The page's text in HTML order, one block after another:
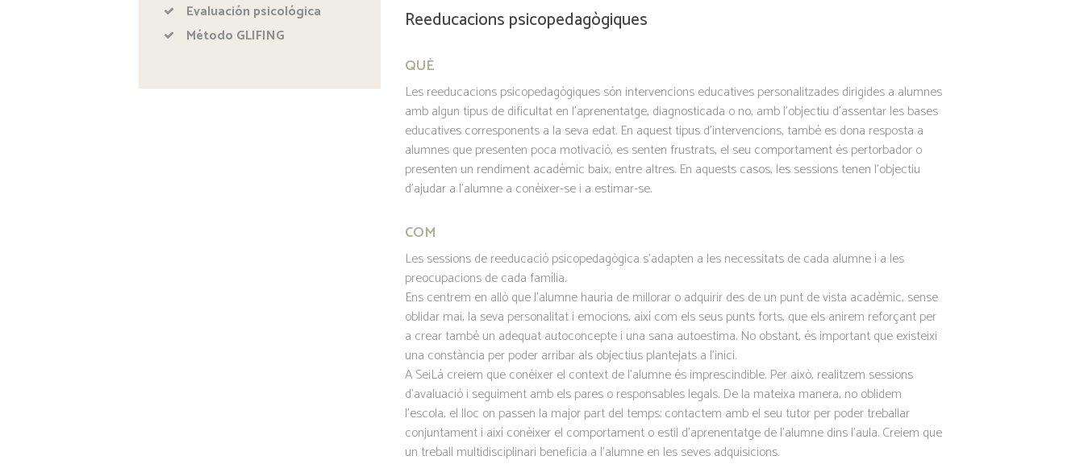
Reeducacions psicopedagògiques
QUÈ
Les reeducacions psicopedagògiques són intervencions educatives personalitzades dirigides a alumnes
amb algun tipus de dificultat en l’aprenentatge, diagnosticada o no, amb l’objectiu d’assentar les bases
educatives corresponents a la seva edat. En aquest tipus d’intervencions, també es dona resposta a
alumnes que presenten poca motivació, es senten frustrats, el seu comportament és pertorbador o
presenten un rendiment acadèmic baix, entre altres. En aquests casos, les sessions tenen l’objectiu
d’ajudar a l’alumne a conèixer-se i a estimar-se.
COM
Les sessions de reeducació psicopedagògica s’adapten a les necessitats de cada alumne i a les
preocupacions de cada família.
Ens centrem en allò que l’alumne hauria de millorar o adquirir des de un punt de vista acadèmic, sense
oblidar mai, la seva personalitat i emocions, així com els seus punts forts, que els anirem reforçant per
a crear també un adequat autoconcepte i una sana autoestima. No obstant, és important que existeixi
una constància per poder arribar als objectius plantejats a l’inici.
A SeiLá creiem que conèixer el context de l’alumne és imprescindible. Per això, realitzem sessions
d’avaluació i seguiment amb els pares o responsables legals. De la mateixa manera, no oblidem
l’escola, el lloc on passen la major part del temps; contactem amb el seu tutor per poder treballar
conjuntament i així conèixer el comportament o estil d’aprenentatge de l’alumne dins l’aula. Creiem que
un treball multidisciplinari beneficia a l’alumne en les seves adquisicions.
Evaluación psicológica
Método GLIFING